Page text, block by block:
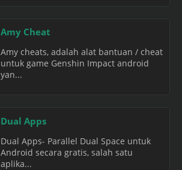
Amy Cheat
Amy cheats, adalah alat bantuan / cheat
untuk game Genshin Impact android
yan...
Dual Apps
Dual Apps- Parallel Dual Space untuk
Android secara gratis, salah satu
aplika...